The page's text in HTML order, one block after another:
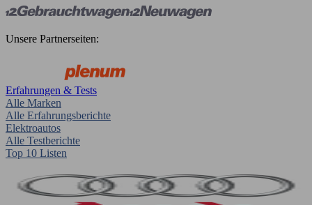
Unsere Partnerseiten:
Erfahrungen & Tests
Alle Marken
Alle Erfahrungsberichte
Elektroautos
Alle Testberichte
Top 10 Listen